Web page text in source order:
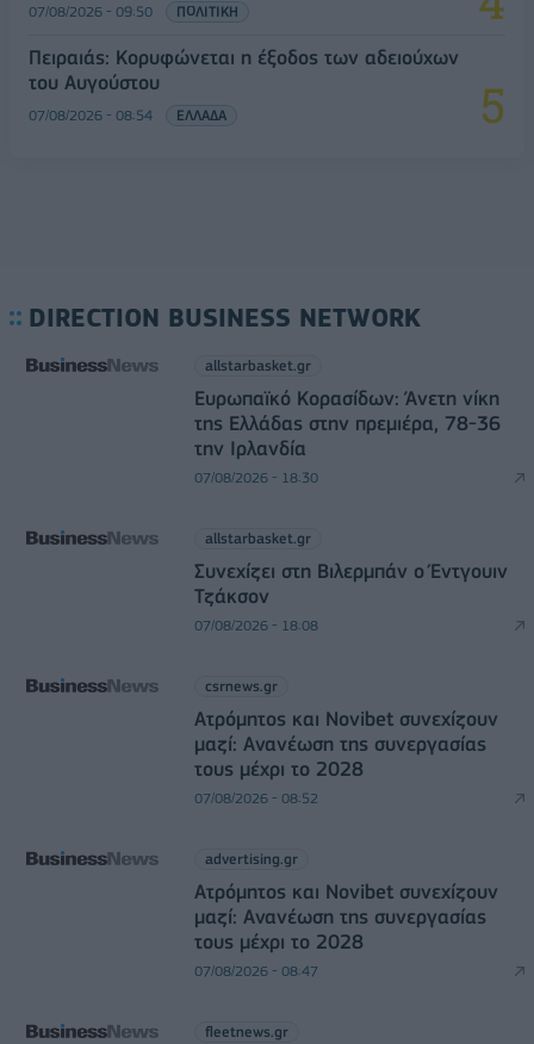
07/08/2026 - 09:50 ΠΟΛΙΤΙΚΗ
Πειραιάς: Κορυφώνεται η έξοδος των αδειούχων
του Αυγούστου
07/08/2026 - 08:54 ΕΛΛΑΔΑ
DIRECTION BUSINESS NETWORK
allstarbasket.gr
Ευρωπαϊκό Κορασίδων: Άνετη νίκη
της Ελλάδας στην πρεμιέρα, 78-36
την Ιρλανδία
07/08/2026 - 18:30
allstarbasket.gr
Συνεχίζει στη Βιλερμπάν ο Έντγουιν
Τζάκσον
07/08/2026 - 18:08
csrnews.gr
Ατρόμητος και Novibet συνεχίζουν
μαζί: Ανανέωση της συνεργασίας
τους μέχρι το 2028
07/08/2026 - 08:52
advertising.gr
Ατρόμητος και Novibet συνεχίζουν
μαζί: Ανανέωση της συνεργασίας
τους μέχρι το 2028
07/08/2026 - 08:47
fleetnews.gr